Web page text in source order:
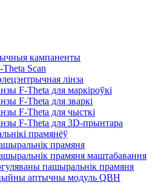
кампаненты
Scan
лінза
F-Theta для маркіроўкі
F-Theta для зваркі
F-Theta для чысткі
F-Theta для 3D-прынтара
прамянёў
прамяня
прамяня маштабавання
пашыральнік прамяня
аптычны модуль QBH